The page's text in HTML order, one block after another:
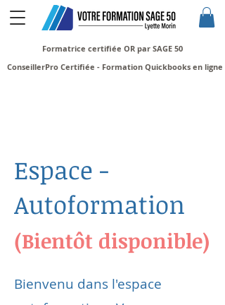
Formatrice certifiée OR par SAGE 50
ConseillerPro Certifiée - Formation Quickbooks en ligne
Espace -
Autoformation
(Bientôt disponible)
Bienvenu dans l'espace